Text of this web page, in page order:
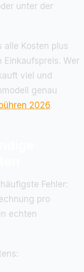
unter der
alle Kosten plus
Wer
viel und
genau
2026.
Fehler:
pro
echten